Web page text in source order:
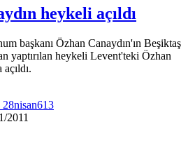
heykeli açıldı
başkanı Özhan Canaydın'ın Beşiktaş
yaptırılan heykeli Levent'teki Özhan
2011